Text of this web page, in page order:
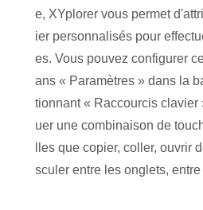
e, XYplorer vous permet
ier personnalisés pour
es. Vous pouvez configurer
ans « Paramètres » dans la
tionnant « Raccourcis clavier
uer une combinaison de
lles que copier, coller, ouvrir
sculer entre les onglets, entre